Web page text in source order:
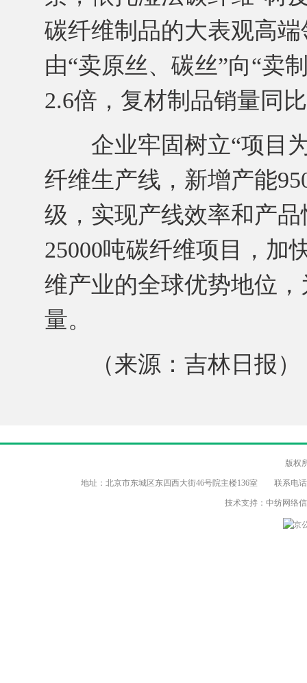
碳纤维制品的大表观高
由“卖原丝、碳丝”向“卖
2.6倍，复材制品销量同
企业牢固树立“项目为
纤维生产线，新增产能
级，实现产线效率和产
25000吨碳纤维项目，加
维产业的全球优势地位
量。
（来源：吉林日报）
版权
地址：北京市东城区东四西大街46号院主楼136室 联系电
技术支持：中纺网络
京